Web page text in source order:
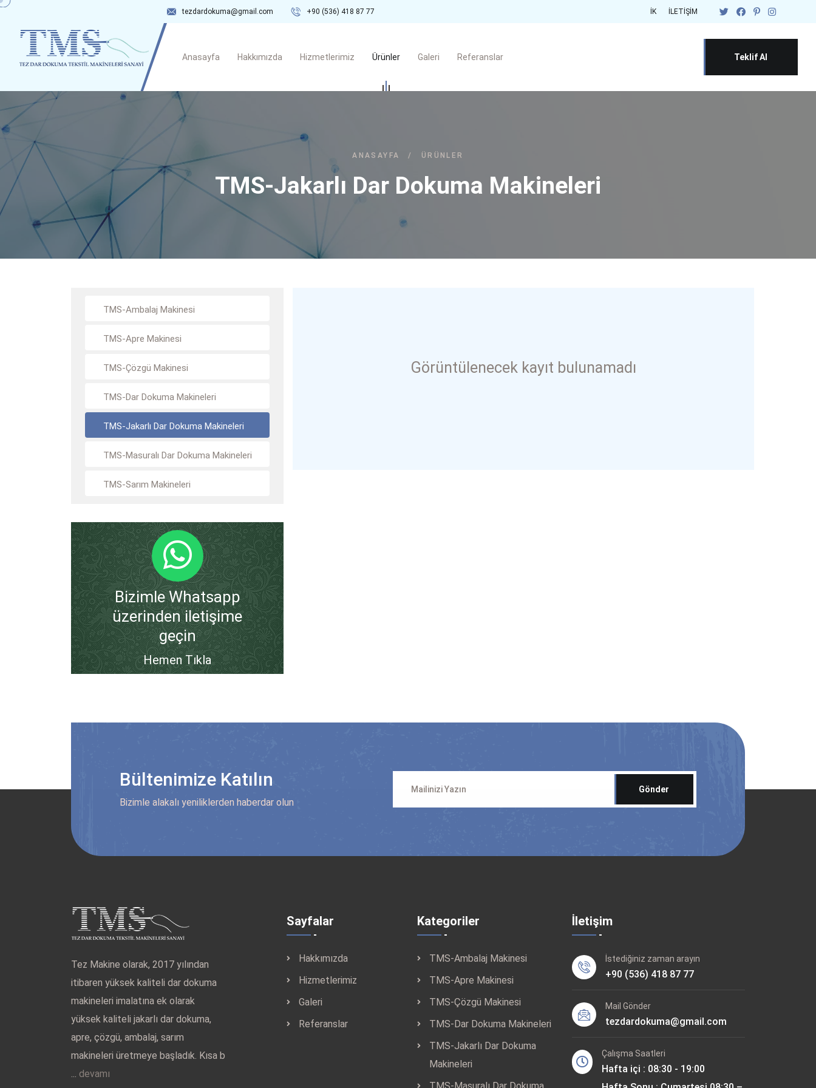
tezdardokuma@gmail.com +90 (536) 418 87 77 İK İLETIŞIM
Anasayfa Hakkımızda Hizmetlerimiz Ürünler Galeri Referanslar Teklif Al
ANASAYFA / ÜRÜNLER
TMS-Jakarlı Dar Dokuma Makineleri
TMS-Ambalaj Makinesi
TMS-Apre Makinesi
TMS-Çözgü Makinesi
TMS-Dar Dokuma Makineleri
TMS-Jakarlı Dar Dokuma Makineleri
TMS-Masuralı Dar Dokuma Makineleri
TMS-Sarım Makineleri
Bizimle Whatsapp
üzerinden iletişime
geçin
Hemen Tıkla
Görüntülenecek kayıt bulunamadı
Bültenimize Katılın
Bizimle alakalı yeniliklerden haberdar olun
Gönder
Tez Makine olarak, 2017 yılından
itibaren yüksek kaliteli dar dokuma
makineleri imalatına ek olarak
yüksek kaliteli jakarlı dar dokuma,
apre, çözgü, ambalaj, sarım
makineleri üretmeye başladık. Kısa b
... devamı
Sayfalar
Hakkımızda
Hizmetlerimiz
Galeri
Referanslar
Kategoriler
TMS-Ambalaj Makinesi
TMS-Apre Makinesi
TMS-Çözgü Makinesi
TMS-Dar Dokuma Makineleri
TMS-Jakarlı Dar Dokuma
Makineleri
İletişim
İstediğiniz zaman arayın
+90 (536) 418 87 77
Mail Gönder
tezdardokuma@gmail.com
Çalışma Saatleri
Hafta içi : 08:30 - 19:00